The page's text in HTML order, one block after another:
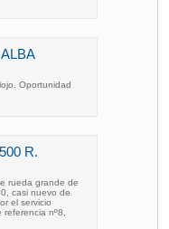
Oportunidad
R.
rueda grande de
casi nuevo de
el servicio
nº8,